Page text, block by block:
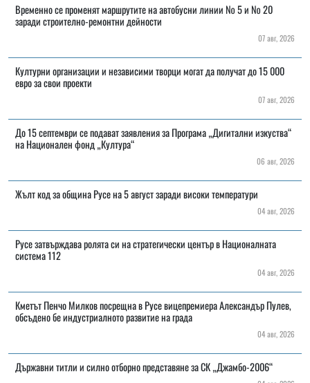
Временно се променят маршрутите на автобусни линии № 5 и № 20
заради строително-ремонтни дейности
07 авг, 2026
Културни организации и независими творци могат да получат до 15 000
евро за свои проекти
07 авг, 2026
До 15 септември се подават заявления за Програма „Дигитални изкуства“
на Национален фонд „Култура“
06 авг, 2026
Жълт код за община Русе на 5 август заради високи температури
04 авг, 2026
Русе затвърждава ролята си на стратегически център в Националната
система 112
04 авг, 2026
Кметът Пенчо Милков посрещна в Русе вицепремиера Александър Пулев,
обсъдено бе индустриалното развитие на града
04 авг, 2026
Държавни титли и силно отборно представяне за СК „Джамбо-2006“